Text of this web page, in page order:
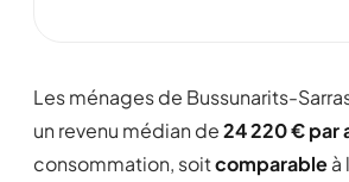
Les ménages de Bussunarits-
un revenu médian de24 220 € par
consommation, soitcomparableà